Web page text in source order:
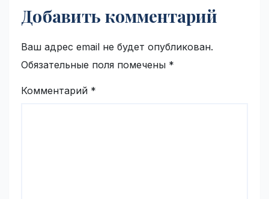
Добавить комментарий
Ваш адрес email не будет опубликован.
Обязательные поля помечены *
Комментарий *